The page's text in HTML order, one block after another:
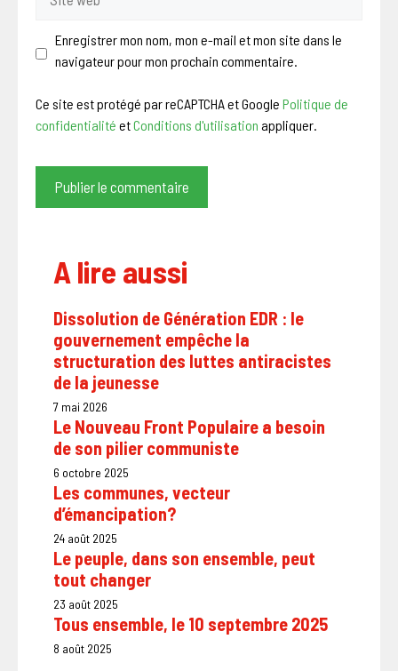
web
Enregistrer mon nom, mon e-mail et mon site dans le
navigateur pour mon prochain commentaire.
Ce site est protégé par reCAPTCHA et Google Politique de
confidentialité etConditions d'utilisation appliquer.
A lire aussi
Dissolution de Génération EDR : le
gouvernement empêche la
structuration des luttes antiracistes
de la jeunesse
7 mai 2026
Le Nouveau Front Populaire a besoin
de son pilier communiste
6 octobre 2025
Les communes, vecteur
d’émancipation?
24 août 2025
Le peuple, dans son ensemble, peut
tout changer
23 août 2025
Tous ensemble, le 10 septembre 2025
8 août 2025